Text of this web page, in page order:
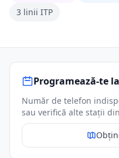
3 linii ITP
Programează-te
Număr de telefon
sau verifică alte stații